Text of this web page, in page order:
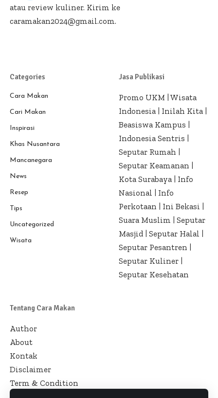
atau review kuliner. Kirim ke
caramakan2024@gmail.com.
Categories
Cara Makan
Cari Makan
Inspirasi
Khas Nusantara
Mancanegara
News
Resep
Tips
Uncategorized
Wisata
Jasa Publikasi
Promo UKM | Wisata
Indonesia | Inilah Kita |
Beasiswa Kampus |
Indonesia Sentris |
Seputar Rumah |
Seputar Keamanan |
Kota Surabaya | Info
Nasional | Info
Perkotaan | Ini Bekasi |
Suara Muslim | Seputar
Masjid | Seputar Halal |
Seputar Pesantren |
Seputar Kuliner |
Seputar Kesehatan
Tentang Cara Makan
Author
About
Kontak
Disclaimer
Term & Condition